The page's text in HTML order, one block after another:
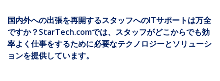
国内外への出張を再開するスタッフへのITサポートは万全
ですか？StarTech.comでは、スタッフがどこからでも効
率よく仕事をするために必要なテクノロジーとソリューシ
ョンを提供しています。